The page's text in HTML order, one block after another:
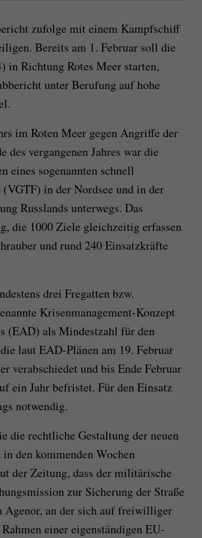
zufolge mit einem Kampfschiff
Bereits am 1. Februar soll die
in Richtung Rotes Meer starten,
unter Berufung auf hohe
im Roten Meer gegen Angriffe der
vergangenen Jahres war die
eines sogenannten schnell
in der Nordsee und in der
Russlands unterwegs. Das
die 1000 Ziele gleichzeitig erfassen
und rund 240 Einsatzkräfte
drei Fregatten bzw.
Krisenmanagement-Konzept
(EAD) als Mindestzahl für den
laut EAD-Plänen am 19. Februar
verabschiedet und bis Ende Februar
ein Jahr befristet. Für den Einsatz
notwendig.
die rechtliche Gestaltung der neuen
den kommenden Wochen
der Zeitung, dass der militärische
zur Sicherung der Straße
an der sich auf freiwilliger
einer eigenständigen EU-